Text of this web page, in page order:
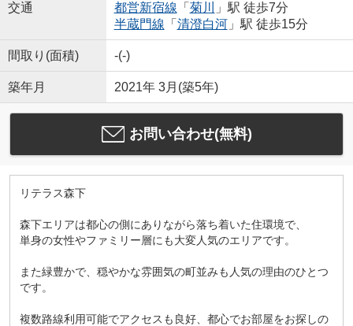
交通
都営新宿線 「 菊川
」駅 徒歩7分
半蔵門線 「 清澄白河」駅 徒歩15分
間取り(面積) -(-)
築年月 2021年 3月(築5年)
お問い合わせ(無料)
リテラス森下
森下エリアは都心の側にありながら落ち着いた住環境で、
単身の女性やファミリー層にも大変人気のエリアです。
また緑豊かで、穏やかな雰囲気の町並みも人気の理由のひとつ
です。
複数路線利用可能でアクセスも良好、都心でお部屋をお探しの